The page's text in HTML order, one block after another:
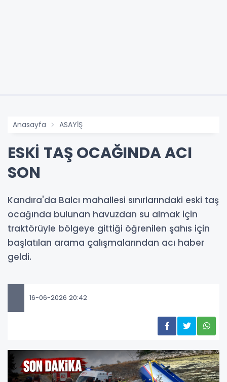
Anasayfa ASAYİŞ
ESKİ TAŞ OCAĞINDA ACI
SON
Kandıra'da Balcı mahallesi sınırlarındaki eski taş
ocağında bulunan havuzdan su almak için
traktörüyle bölgeye gittiği öğrenilen şahıs için
başlatılan arama çalışmalarından acı haber
geldi.
16-06-2026 20:42